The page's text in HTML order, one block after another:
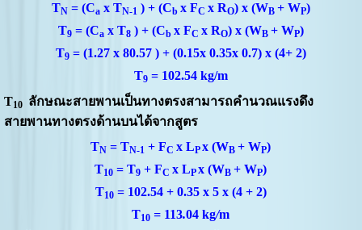
TN= (Cax TN-1 ) + (Cb x FC x RO) x (WB + WP)
T9= (Cax T8) + (Cb x FC x RO) x (WB + WP)
T9= (1.27 x 80.57 ) + (0.15x 0.35x 0.7) x (4+ 2)
T9= 102.54 kg/m
T10 ลักษณะสายพานเป็นทางตรงสามารถคำนวณแรงดึง
สายพานทางตรงด้านบนได้จากสูตร
TN = TN-1 + FCx LPx (WB+ WP)
T10 = T9 + FCx LPx (WB+ WP)
T10= 102.54 + 0.35 x 5 x (4 + 2)
T10 = 113.04 kg/m